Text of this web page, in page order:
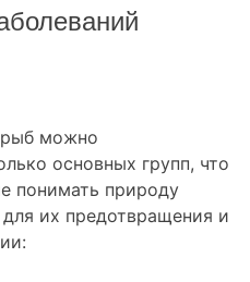
рыб можно
основных групп, что
понимать природу
их предотвращения и